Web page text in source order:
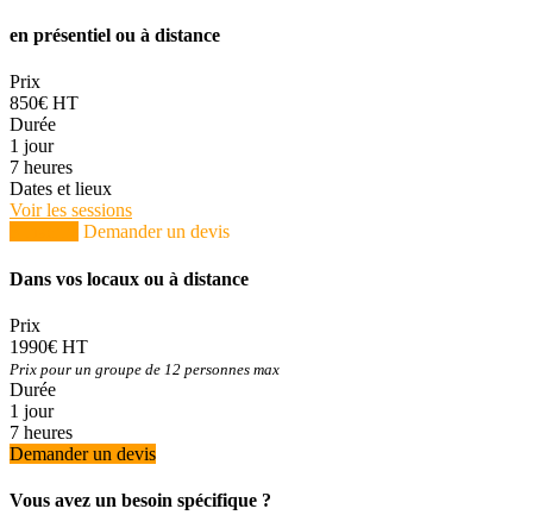
en présentiel ou à distance
Prix
850€ HT
Durée
1 jour
7 heures
Dates et lieux
Voir les sessions
Demander un devis
Dans vos locaux ou à distance
Prix
1990€ HT
Prix pour un groupe de 12 personnes max
Durée
1 jour
7 heures
Demander un devis
Vous avez un besoin spécifique ?